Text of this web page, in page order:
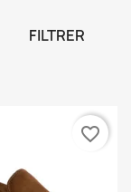
FILTRER
favorite_border